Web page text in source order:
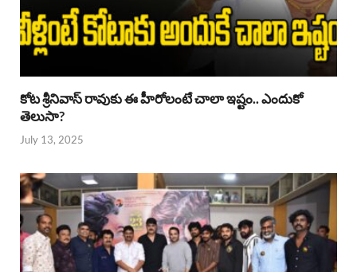
కోట శ్రీనివాస్ రావుకు ఈ హీరోలంటే చాలా ఇష్టం.. ఎందుకో
తెలుసా?
July 13, 2025